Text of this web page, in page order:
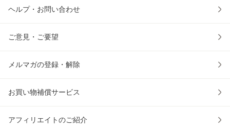
ヘルプ・お問い合わせ
ご意見・ご要望
メルマガの登録・解除
お買い物補償サービス
アフィリエイトのご紹介